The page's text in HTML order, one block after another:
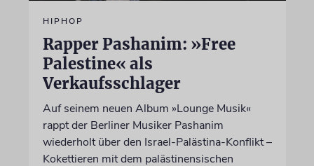
HIPHOP
Rapper Pashanim: »Free
Palestine« als
Verkaufsschlager
Auf seinem neuen Album »Lounge Musik«
rappt der Berliner Musiker Pashanim
wiederholt über den Israel-Palästina-Konflikt –
Kokettieren mit dem palästinensischen